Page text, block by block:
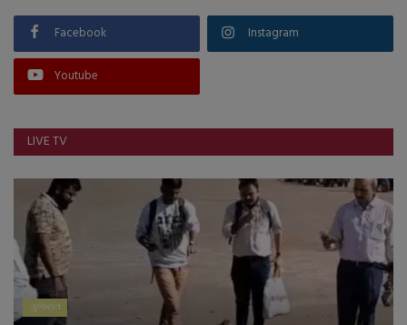
Facebook Instagram
Youtube
LIVE TV
ગુજરાત